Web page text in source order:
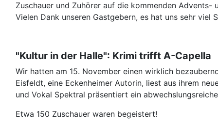
Zuschauer und Zuhörer auf die kommenden Advents-
Vielen Dank unseren Gastgebern, es hat uns sehr viel
"Kultur in der Halle": Krimi trifft A-Capella
Wir hatten am 15. November einen wirklich
Eisfeldt, eine Eckenheimer Autorin, liest aus ihrem
und Vokal Spektral präsentiert ein
Etwa 150 Zuschauer waren begeistert!